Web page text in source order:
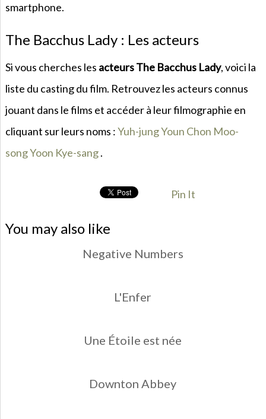
smartphone.
The Bacchus Lady : Les acteurs
Si vous cherches les acteurs The Bacchus Lady, voici la
liste du casting du film. Retrouvez les acteurs connus
jouant dans le films et accéder à leur filmographie en
cliquant sur leurs noms :Yuh-jung Youn Chon Moo-
songYoon Kye-sang.
Pin It
You may also like
Negative Numbers
L'Enfer
Une Étoile est née
Downton Abbey